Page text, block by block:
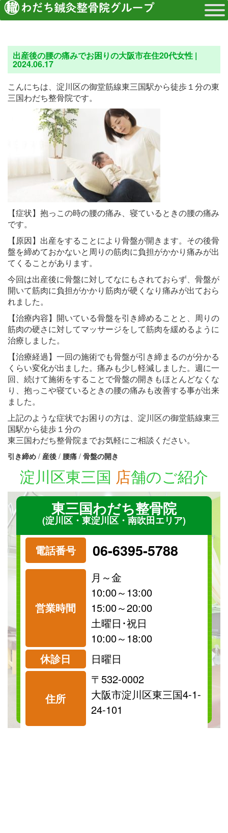
出産後の腰の痛みでお困りの大阪市在住20代女性 |
2024.06.17
こんにちは、淀川区の御堂筋線東三国駅から徒歩１分の東
三国わだち整骨院です。
【症状】抱っこの時の腰の痛み、寝ているときの腰の痛み
です。
【原因】出産をすることにより骨盤が開きます。その後骨
盤を締めておかないと周りの筋肉に負担がかかり痛みが出
てくることがあります。
今回は出産後に骨盤に対してなにもされておらず、骨盤が
開いて筋肉に負担がかかり筋肉が硬くなり痛みが出ておら
れました。
【治療内容】開いている骨盤を引き締めることと、周りの
筋肉の硬さに対してマッサージをして筋肉を緩めるように
治療しました。
【治療経過】一回の施術でも骨盤が引き締まるのが分かる
くらい変化が出ました。痛みも少し軽減しました。週に一
回、続けて施術をすることで骨盤の開きもほとんどなくな
り、抱っこや寝ているときの腰の痛みも改善する事が出来
ました。
上記のような症状でお困りの方は、淀川区の御堂筋線東三
国駅から徒歩１分の
東三国わだち整骨院までお気軽にご相談ください。
引き締め / 産後 / 腰痛 / 骨盤の開き
淀川区東三国 店舗のご紹介
東三国わだち整骨院
(淀川区・東淀川区・南吹田エリア)
電話番号 06-6395-5788
営業時間
月～金
10:00～13:00
15:00～20:00
土曜日･祝日
10:00～18:00
休診日
日曜日
住所
〒532-0002
大阪市淀川区東三国4-1-
24-101
祝日
診療可
保険
診療可
料金表を見る